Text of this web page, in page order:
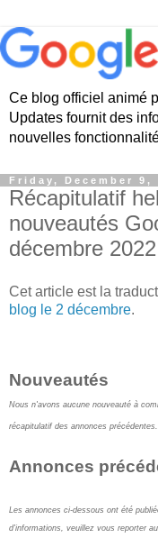
Ce blog officiel animé
Updates fournit des
nouvelles
Friday, December 9,
Récapitulatif
nouveautés
décembre 2022
Cet article est la
blog le 2 décembre.
Nouveautés
Nous n'avons aucune nouveauté à
récapitulatif des annonces précédentes.
Annonces
Les annonces ci-dessous ont été
d'informations, veuillez vous reporter